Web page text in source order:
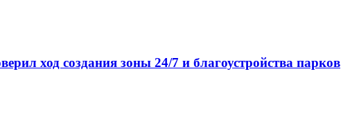
ход создания зоны 24/7 и благоустройства парков